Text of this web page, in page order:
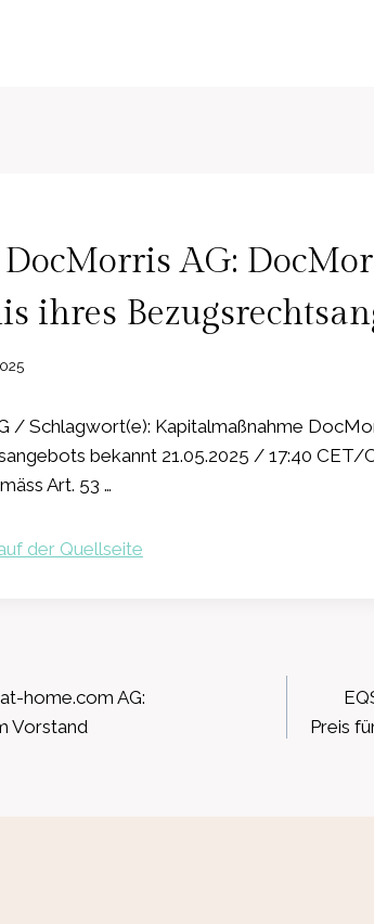
DocMorris AG:
ihres
/ Schlagwort(e): Kapitalmaßnahme
bekannt 21.05.2025 / 17:40
Art. 53 …
der Quellseite
home.com AG:
Vorstand
Preis